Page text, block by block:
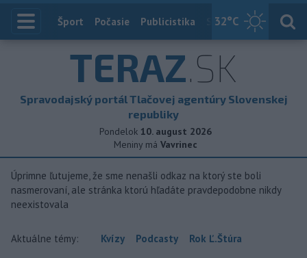
32°C
Index
Šport Počasie Publicistika Slovensko
TERAZ.SK
Spravodajský portál Tlačovej agentúry Slovenskej
republiky
Pondelok 10. august 2026
Meniny má Vavrinec
Úprimne ľutujeme, že sme nenašli odkaz na ktorý ste boli
nasmerovaní, ale stránka ktorú hľadáte pravdepodobne nikdy
neexistovala
Aktuálne témy: Kvízy Podcasty Rok Ľ.Štúra